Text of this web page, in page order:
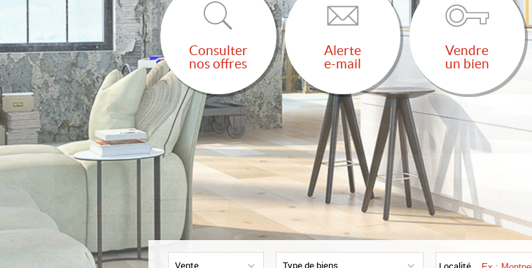
Consulter
nos offres
Alerte
e-mail
Vendre
un bien
Vente Type de biens